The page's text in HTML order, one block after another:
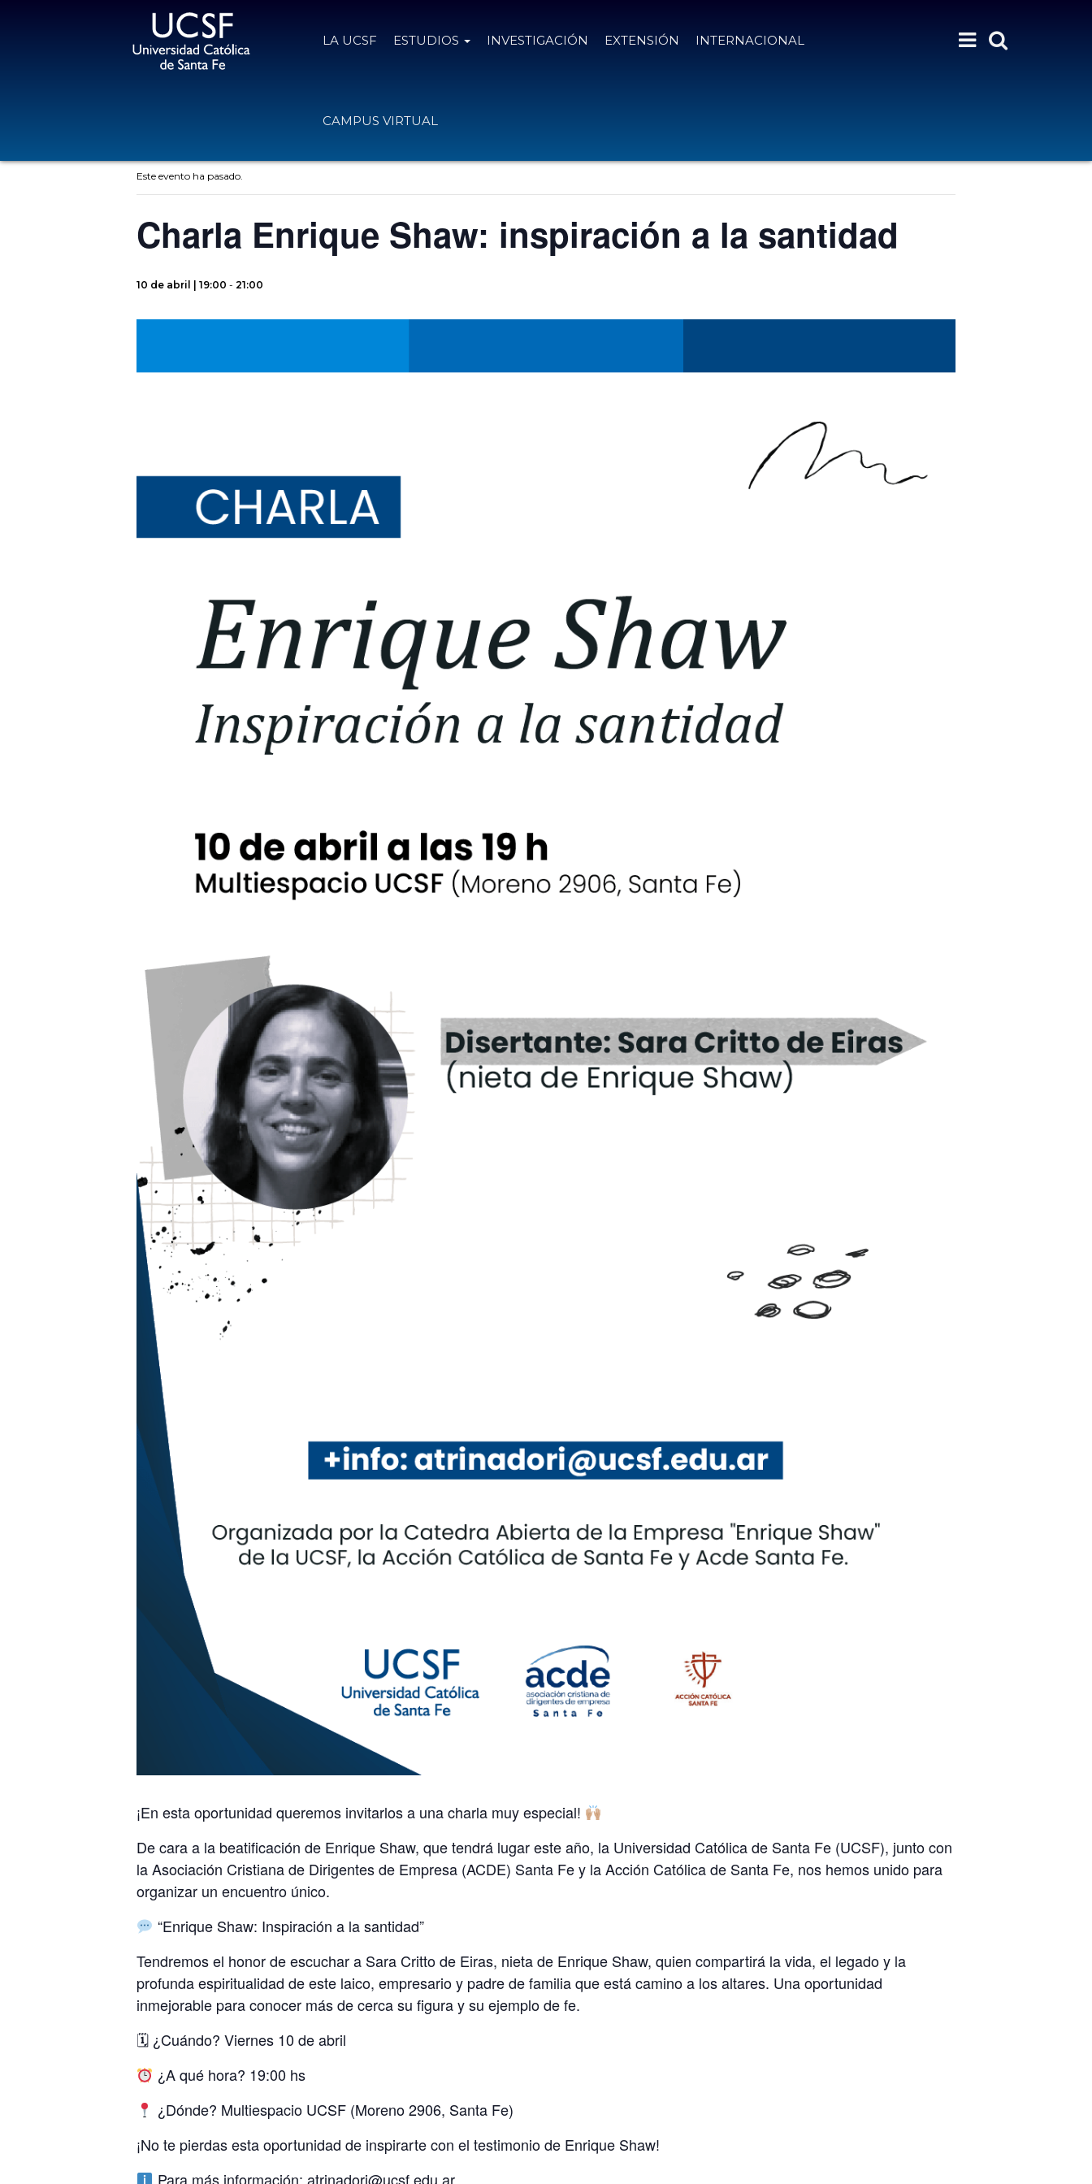
LA UCSF ESTUDIOS INVESTIGACIÓN EXTENSIÓN INTERNACIONAL
CAMPUS VIRTUAL
Este evento ha pasado.
Charla Enrique Shaw: inspiración a la santidad
10 de abril | 19:00 - 21:00
¡En esta oportunidad queremos invitarlos a una charla muy especial!
​De cara a la beatificación de Enrique Shaw, que tendrá lugar este año, la Universidad Católica de Santa Fe (UCSF), junto con
la Asociación Cristiana de Dirigentes de Empresa (ACDE) Santa Fe y la Acción Católica de Santa Fe, nos hemos unido para
organizar un encuentro único.
“Enrique Shaw: Inspiración a la santidad”
​Tendremos el honor de escuchar a Sara Critto de Eiras, nieta de Enrique Shaw, quien compartirá la vida, el legado y la
profunda espiritualidad de este laico, empresario y padre de familia que está camino a los altares. Una oportunidad
inmejorable para conocer más de cerca su figura y su ejemplo de fe.
​🗓 ¿Cuándo? Viernes 10 de abril
¿A qué hora? 19:00 hs
¿Dónde? Multiespacio UCSF (Moreno 2906, Santa Fe)
​¡No te pierdas esta oportunidad de inspirarte con el testimonio de Enrique Shaw!
Para más información: atrinadori@ucsf.edu.ar